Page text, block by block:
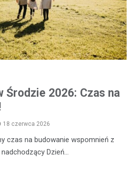
Środzie 2026: Czas na
18 czerwca 2026
czas na budowanie wspomnień z
Dzień…